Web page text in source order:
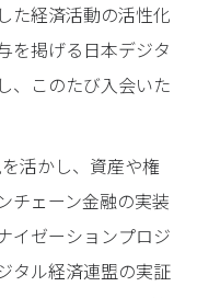
た経済活動の活性化
を掲げる日本デジタ
、このたび入会いた
活かし、資産や権
チェーン金融の実装
イゼーションプロジ
タル経済連盟の実証